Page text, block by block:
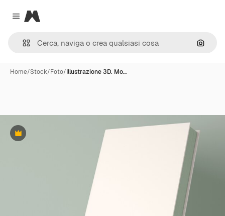
Close menu
Magnific
Cerca
Home/Stock/Foto/Illustrazione 3D. Mo…
Premium